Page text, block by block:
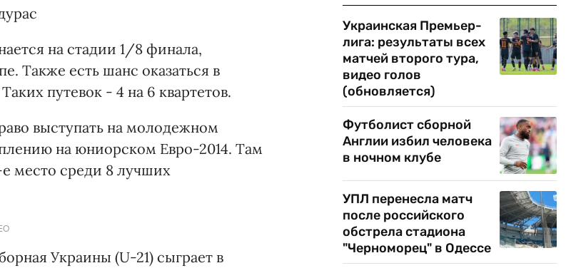
на стадии 1/8 финала,
Также есть шанс оказаться в
путевок - 4 на 6 квартетов.
выступать на молодежном
на юниорском Евро-2014. Там
место среди 8 лучших
Украины (U-21) сыграет в
Украинская Премьер-
лига: результаты всех
матчей второго тура,
видео голов
(обновляется)
Футболист сборной
Англии избил человека
в ночном клубе
УПЛ перенесла матч
после российского
обстрела стадиона
"Черноморец" в Одессе